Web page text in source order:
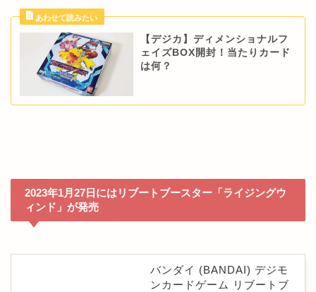
【デジカ】ディメンショナルフ
ェイズBOX開封！当たりカード
は何？
2023年1月27日にはリブートブースター「ライジングウ
ィンド」が発売
バンダイ (BANDAI) デジモ
ンカードゲーム リブートブ